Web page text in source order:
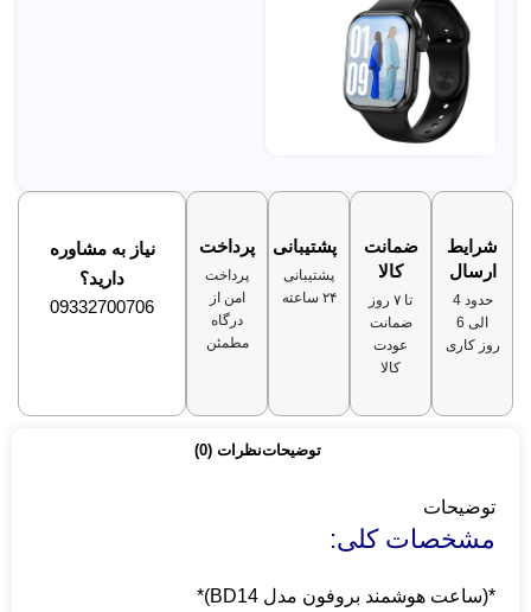
با شارژ
مغناطیسی
مکرر +
اتصال
آسان و
شرایط
ارسال
حدود 4
الی 6
روز کاری
ضمانت
کالا
تا ۷ روز
ضمانت
عودت
کالا
پشتیبانی
پشتیبانی
۲۴ ساعته
پرداخت
پرداخت
امن از
درگاه
مطمئن
نیاز به مشاوره
دارید؟
09332700706
توضیحاتنظرات (0)
توضیحات
مشخصات کلی:
*(ساعت هوشمند بروفون مدل BD14)*